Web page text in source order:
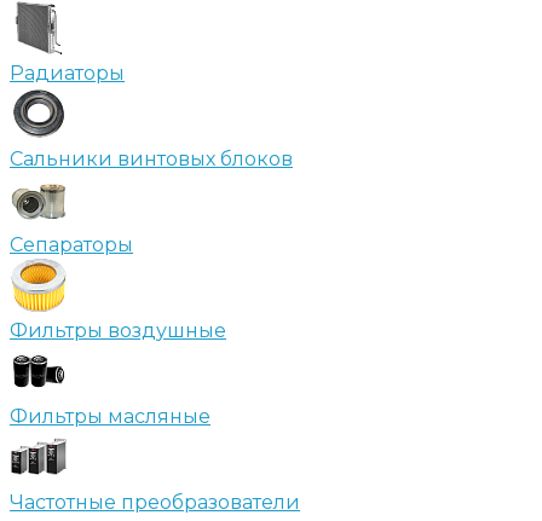
Радиаторы
Сальники винтовых блоков
Сепараторы
Фильтры воздушные
Фильтры масляные
Частотные преобразователи